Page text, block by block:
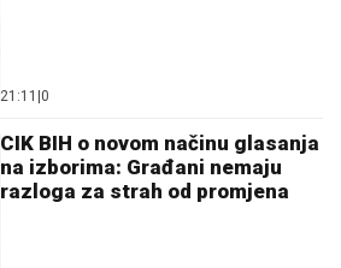
21:11 0
CIK BIH o novom načinu glasanja
na izborima: Građani nemaju
razloga za strah od promjena